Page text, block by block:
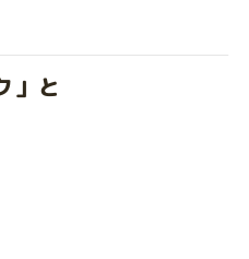
」と